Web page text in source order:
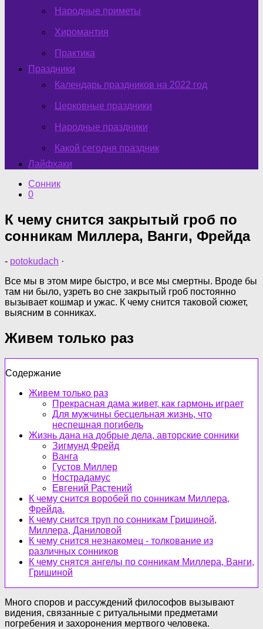
Народные приметы
Хиромантия
Практика
Праздники
Календарь праздников на 2022 год
Церковные праздники
Народные праздники
Какой сегодня праздник
Лайфхаки
Сонник
0
К чему снится закрытый гроб по
сонникам Миллера, Ванги, Фрейда
- potokudach ·
Все мы в этом мире быстро, и все мы смертны. Вроде бы
там ни было, узреть во сне закрытый гроб постоянно
вызывает кошмар и ужас. К чему снится таковой сюжет,
выясним в сонниках.
Живем только раз
Содержание
Живем только раз
Прекрасная дама живет, как гармонь играет
Для мужчины бесцельная жизнь, что
неспешная погибель
Жизнь дана на добрые дела, авторские сонники
Зигмунд Фрейд
Ванга
Густов Миллер
Нострадамус
Евгений Растений
К чему снится воробей по сонникам Миллера,
Фрейда.
К чему снится труп по сонникам Гришиной,
Миллера, Даниловой
К чему снится незнакомец - толкование из
различных сонников
К чему снятся ангелы по сонникам Миллера, Ванги,
Гришиной
Много споров и рассуждений философов вызывают
видения, связанные с ритуальными предметами
погребения и захоронения мертвого человека.